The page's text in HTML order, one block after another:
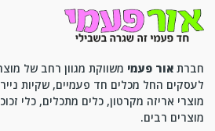
חברת אור פעמי משווקת מגוון רחב של
לעסקים החל מכלים חד פעמיים, שקיות נייר
מוצרי אריזה מקרטון, כלים מתכלים, כלי
מוצרים רבים.